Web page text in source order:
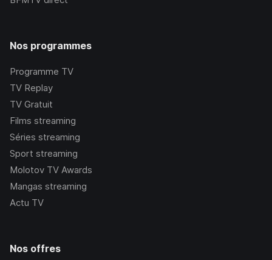
Nos programmes
Programme TV
TV Replay
TV Gratuit
Films streaming
Séries streaming
Sport streaming
Molotov TV Awards
Mangas streaming
Actu TV
Nos offres